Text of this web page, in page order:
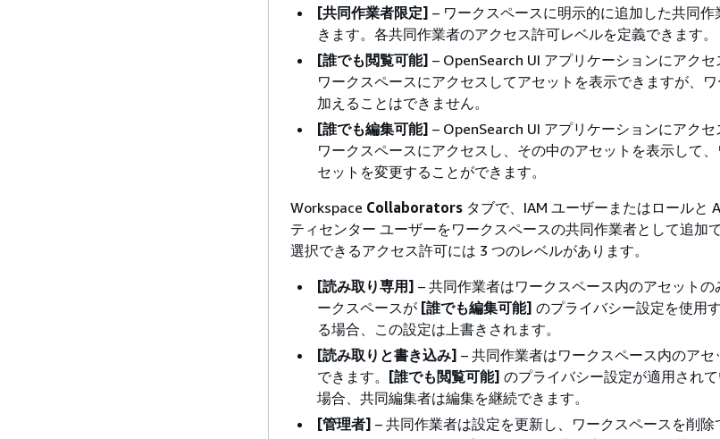
[共同作業者限定] – ワークスペースに明示的に追加した共同
きます。各共同作業者のアクセス許可レベルを定義できます。
[誰でも閲覧可能] – OpenSearch UI アプリケーションにアクセ
ワークスペースにアクセスしてアセットを表示できますが、
加えることはできません。
[誰でも編集可能] – OpenSearch UI アプリケーションにアクセ
ワークスペースにアクセスし、その中のアセットを表示して
セットを変更することができます。
Workspace Collaborators タブで、IAM ユーザーまたはロールと
ティセンター ユーザーをワークスペースの共同作業者として追加
選択できるアクセス許可には 3 つのレベルがあります。
[読み取り専用] – 共同作業者はワークスペース内のアセット
ークスペースが [誰でも編集可能] のプライバシー設定を使用
る場合、この設定は上書きされます。
[読み取りと書き込み] – 共同作業者はワークスペース内のア
できます。
[誰でも閲覧可能] のプライバシー設定が適用され
場合、共同編集者は編集を継続できます。
[管理者] – 共同作業者は設定を更新し、ワークスペースを削